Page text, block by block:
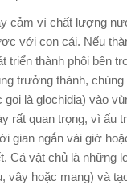
cảm vì chất lượng
với con cái. Nếu
triển thành phôi bên
trưởng thành,
gọi là glochidia) vào
rất quan trọng, vì ấu
gian ngắn vài giờ
Cá vật chủ là những
vây hoặc mang) và